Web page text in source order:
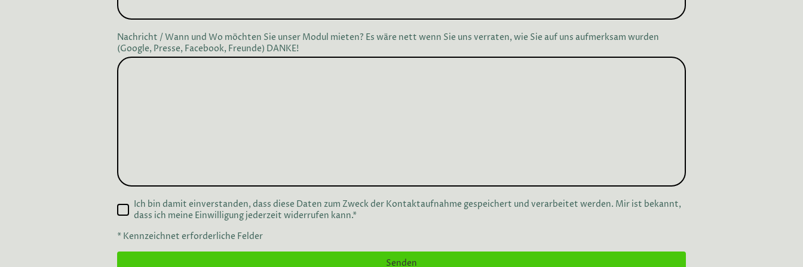
Nachricht / Wann und Wo möchten Sie unser Modul mieten? Es wäre nett wenn Sie uns verraten, wie Sie auf uns aufmerksam wurden
(Google, Presse, Facebook, Freunde) DANKE!
Ich bin damit einverstanden, dass diese Daten zum Zweck der Kontaktaufnahme gespeichert und verarbeitet werden. Mir ist bekannt,
dass ich meine Einwilligung jederzeit widerrufen kann.*
* Kennzeichnet erforderliche Felder
Senden